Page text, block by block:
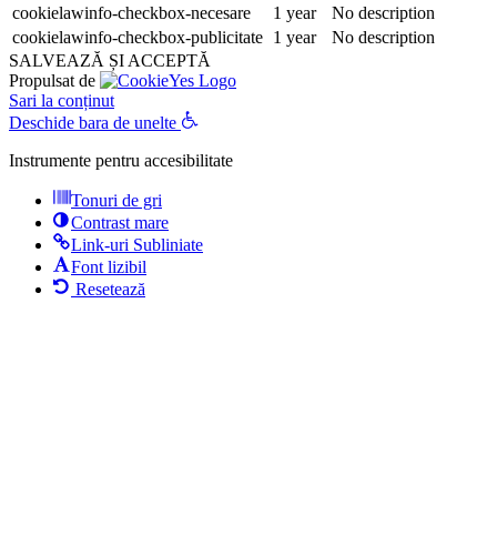
cookielawinfo-checkbox-necesare
1 year
No description
cookielawinfo-checkbox-publicitate 1 year
No description
SALVEAZĂ ȘI ACCEPTĂ
Propulsat de
Sari la conținut
Deschide bara de unelte
Instrumente pentru accesibilitate
Tonuri de gri
Contrast mare
Link-uri Subliniate
Font lizibil
Resetează